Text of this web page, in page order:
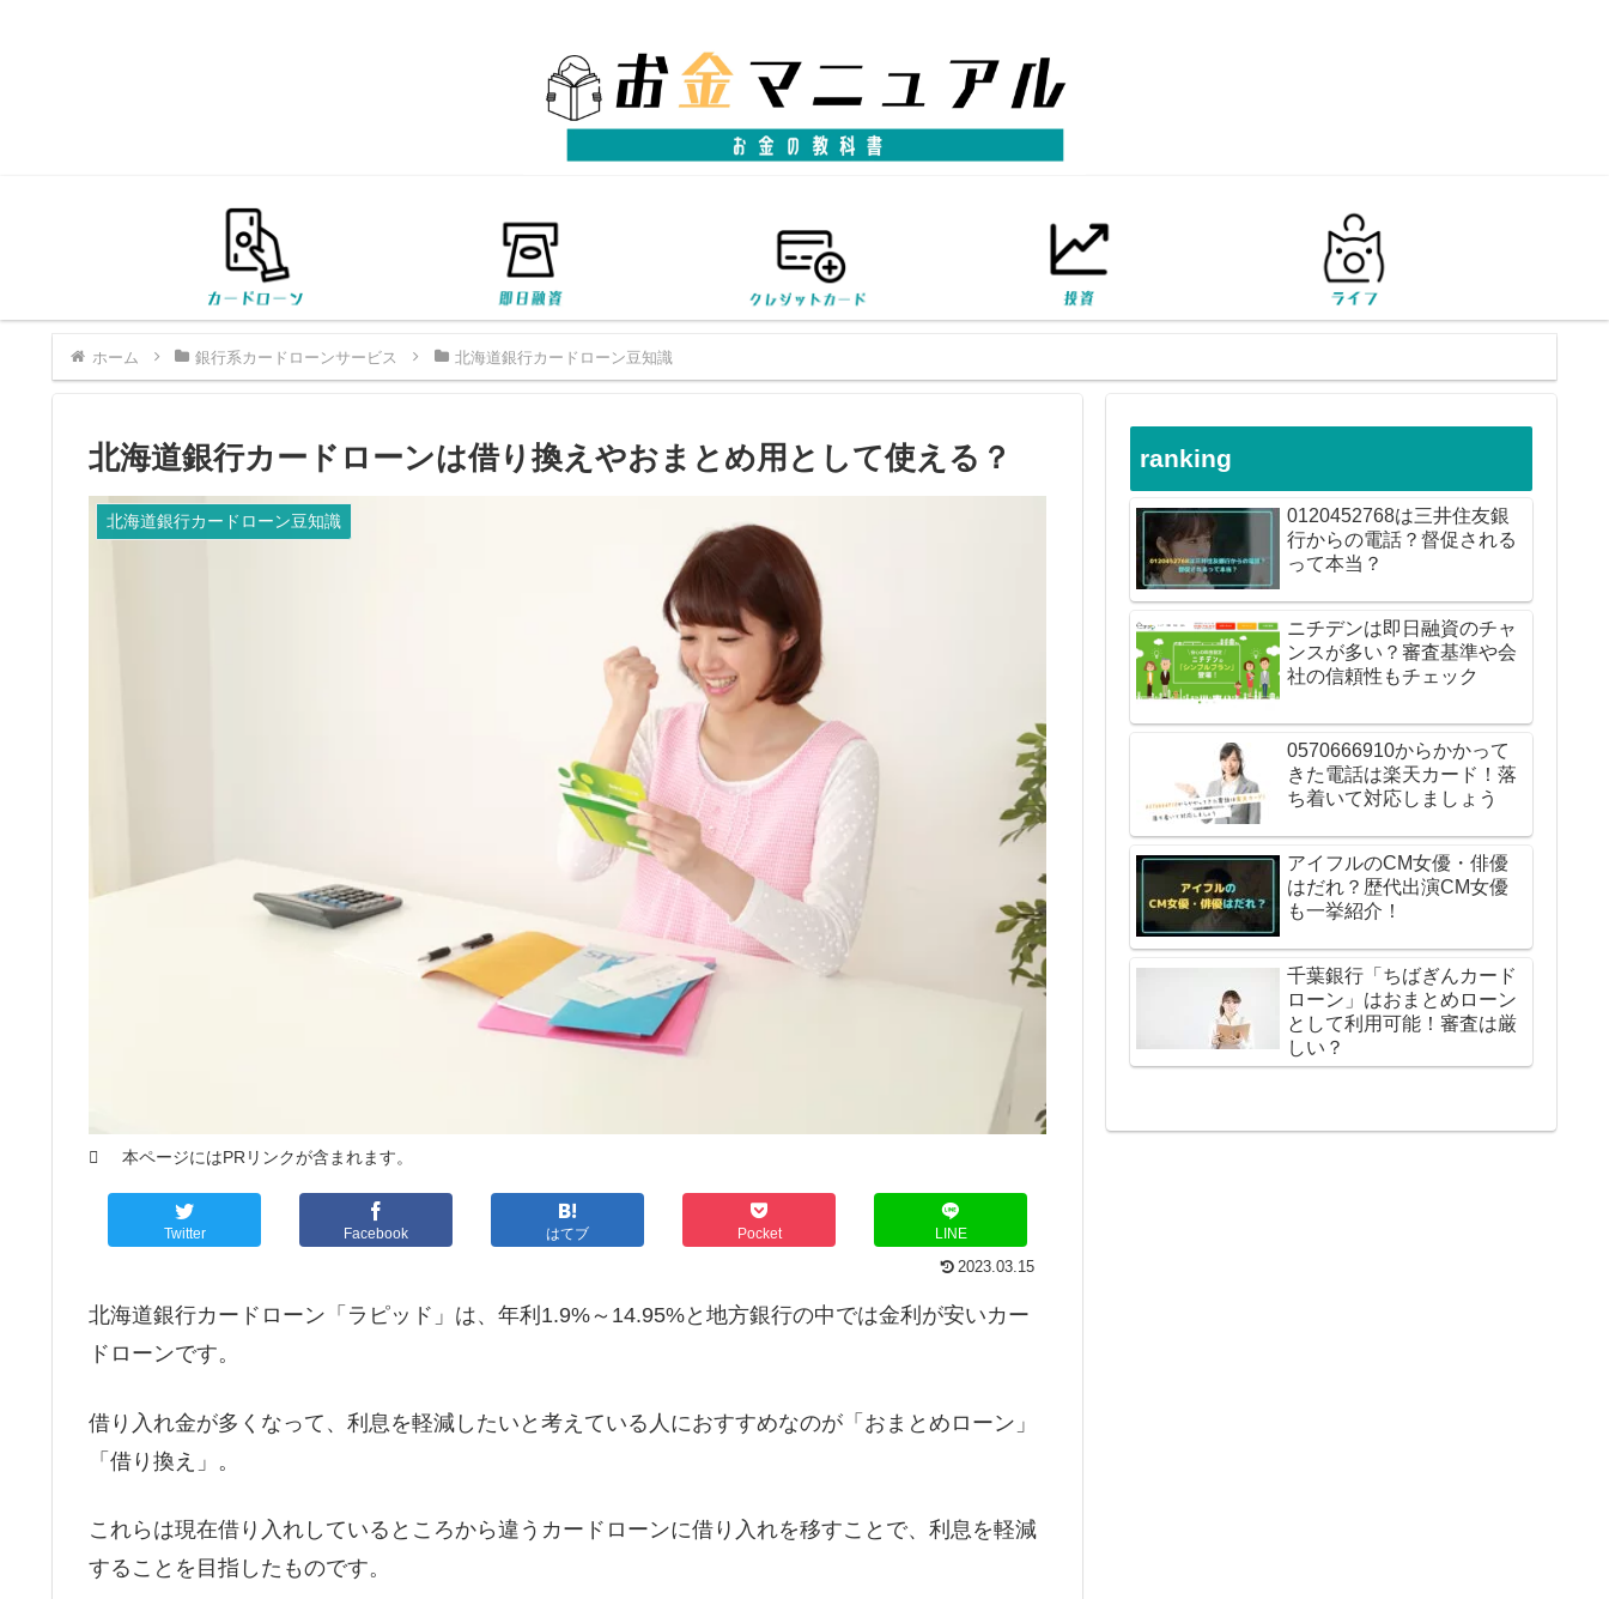
ホーム 銀行系カードローンサービス 北海道銀行カードローン豆知識
北海道銀行カードローンは借り換えやおまとめ用として使える？
本ページにはPRリンクが含まれます。
北海道銀行カードローン豆知識
Twitter Facebook はてブ Pocket LINE
2023.03.15
北海道銀行カードローン「ラピッド」は、年利1.9%～14.95%と地方銀行の中では金利が安いカー
ドローンです。
借り入れ金が多くなって、利息を軽減したいと考えている人におすすめなのが「おまとめローン」
「借り換え」。
これらは現在借り入れしているところから違うカードローンに借り入れを移すことで、利息を軽減
することを目指したものです。
ranking
0120452768は三井住友銀
行からの電話？督促される
って本当？
ニチデンは即日融資のチャ
ンスが多い？審査基準や会
社の信頼性もチェック
0570666910からかかって
きた電話は楽天カード！落
ち着いて対応しましょう
アイフルのCM女優・俳優
はだれ？歴代出演CM女優
も一挙紹介！
千葉銀行「ちばぎんカード
ローン」はおまとめローン
として利用可能！審査は厳
しい？